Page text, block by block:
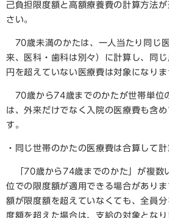
己負担限度額と高額療養費の計算方法
さい。
70歳未満のかたは、一人当たり同じ
来、医科・歯科は別々）に計算し、同
円を超えていない医療費は対象になりま
70歳から74歳までのかたが世帯単位
は、外来だけでなく入院の医療費も含
す。
・同じ世帯のかたの医療費は合算して計
「70歳から74歳までのかた」が複数
位での限度額が適用できる場合があり
額が限度額を超えていなくても、全員
度額を超えた場合は、支給の対象となり